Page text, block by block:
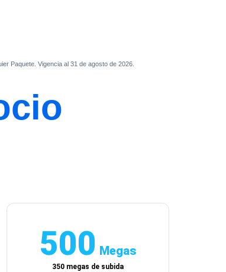
Paquete. Vigencia al 31 de agosto de 2026.
500 Megas
350 megas de subida